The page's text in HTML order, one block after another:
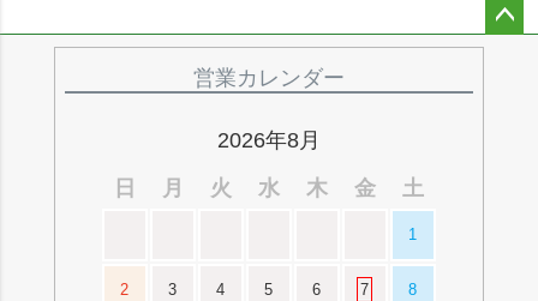
営業カレンダー
2026年8月
日
月 火 水 木 金 土
1
2 3 4 5 6 7 8